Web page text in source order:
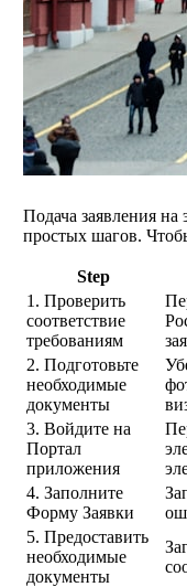
Подача заявления
простых шагов.
Step
1. Проверить
соответствие
требованиям
2. Подготовьте
необходимые
документы
3. Войдите на
Портал
приложения
4. Заполните
Форму Заявки
5. Предоставить
необходимые
документы